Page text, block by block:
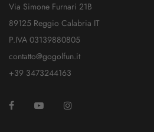
Via Simone Furnari 21B
89125 Reggio Calabria IT
P.IVA 03139880805
contatto@gogolfun.it
+39 3473244163
Facebook YouTube